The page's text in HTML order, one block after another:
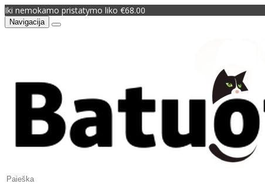
Iki nemokamo pristatymo liko €68.00
Navigacija